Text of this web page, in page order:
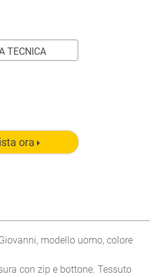
TECNICA
ora
modello uomo, colore
con zip e bottone. Tessuto